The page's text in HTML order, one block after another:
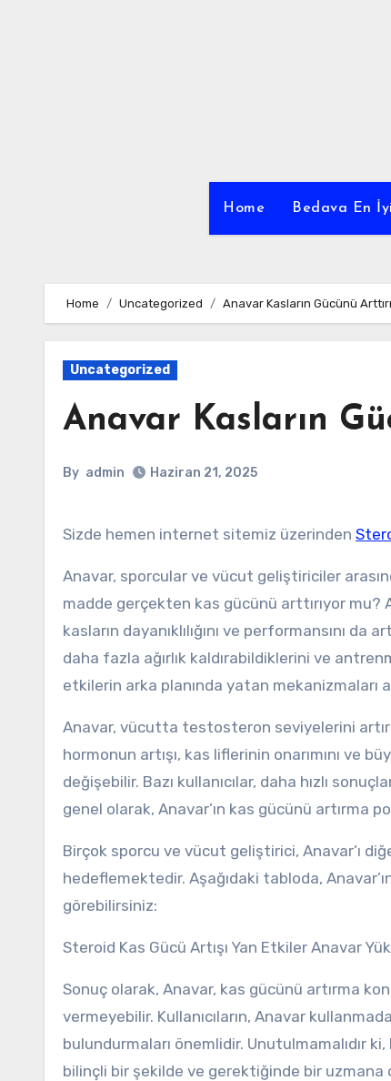
Home Bedava En
Home Uncategorized Anavar Kasların Gücünü
Uncategorized
Anavar Kasların
By admin Haziran 21, 2025
Sizde hemen internet sitemiz üzerinden
Anavar, sporcular ve vücut geliştiriciler
madde gerçekten kas gücünü arttırıyor mu?
kasların dayanıklılığını ve performansını da
daha fazla ağırlık kaldırabildiklerini ve
etkilerin arka planında yatan mekanizmaları
Anavar, vücutta testosteron seviyelerini
hormonun artışı, kas liflerinin onarımını ve
değişebilir. Bazı kullanıcılar, daha hızlı
genel olarak, Anavar’ın kas gücünü artırma
Birçok sporcu ve vücut geliştirici, Anavar’ı
hedeflemektedir. Aşağıdaki tabloda,
görebilirsiniz:
Steroid Kas Gücü Artışı Yan Etkiler Anavar
Sonuç olarak, Anavar, kas gücünü artırma
vermeyebilir. Kullanıcıların, Anavar
bulundurmaları önemlidir. Unutulmamalıdır
bilinçli bir şekilde ve gerektiğinde bir uzmana